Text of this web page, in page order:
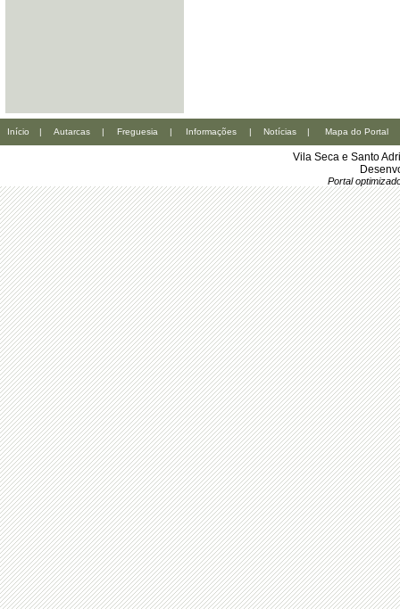
Início | Autarcas | Freguesia | Informações | Notícias | Mapa do Portal
Vila Seca e Santo
Portal